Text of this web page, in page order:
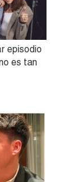
episodio
es tan